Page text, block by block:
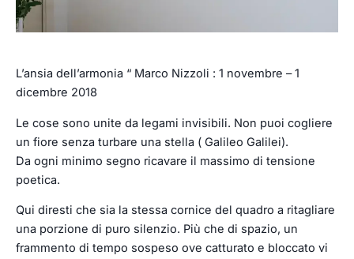
L’ansia dell’armonia “ Marco Nizzoli : 1 novembre – 1
dicembre 2018
Le cose sono unite da legami invisibili. Non puoi cogliere
un fiore senza turbare una stella ( Galileo Galilei).
Da ogni minimo segno ricavare il massimo di tensione
poetica.
Qui diresti che sia la stessa cornice del quadro a ritagliare
una porzione di puro silenzio. Più che di spazio, un
frammento di tempo sospeso ove catturato e bloccato vi